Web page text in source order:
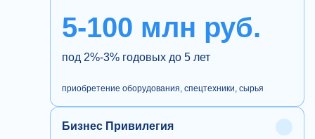
5-100 млн руб.
под 2%-3% годовых до 5 лет
приобретение оборудования, спецтехники, сырья
Бизнес Привилегия